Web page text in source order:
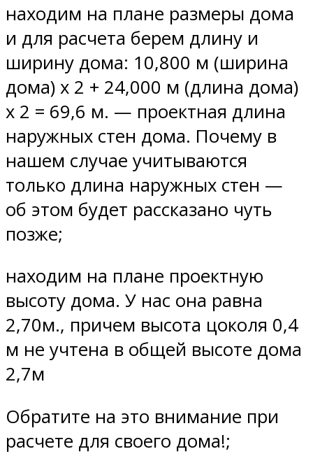
находим на плане размеры дома
и для расчета берем длину и
ширину дома: 10,800 м (ширина
дома) х 2 + 24,000 м (длина дома)
х 2 = 69,6 м. — проектная длина
наружных стен дома. Почему в
нашем случае учитываются
только длина наружных стен —
об этом будет рассказано чуть
позже;
находим на плане проектную
высоту дома. У нас она равна
2,70м., причем высота цоколя 0,4
м не учтена в общей высоте дома
2,7м
Обратите на это внимание при
расчете для своего дома!;